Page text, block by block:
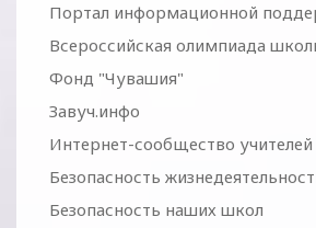
Портал информационной
Всероссийская олимпиада
Фонд "Чувашия"
Завуч.инфо
Интернет-сообщество учителей
Безопасность
Безопасность наших школ